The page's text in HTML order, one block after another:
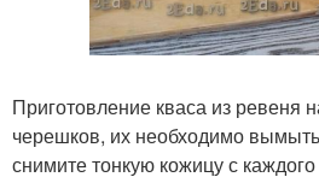
Приготовление кваса из ревеня
черешков, их необходимо
снимите тонкую кожицу с